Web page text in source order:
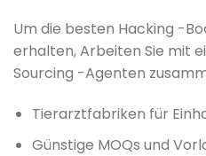
Um die besten Hacking -
erhalten, Arbeiten Sie mit
Sourcing -Agenten
Tierarztfabriken für
Günstige MOQs und